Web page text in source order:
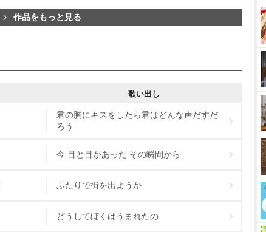
作品をもっと見る
歌い出し
君の胸にキスをしたら君はどんな声だすだ
ろう
今 目と目があった その瞬間から
ふたりで街を出ようか
どうしてぼくはうまれたの